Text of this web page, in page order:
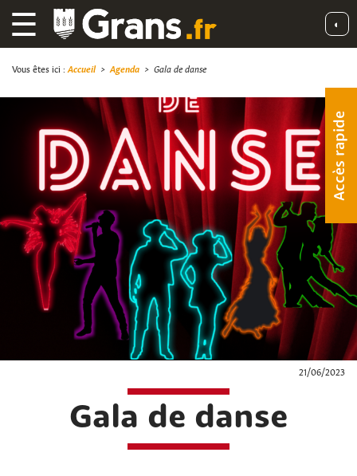
☰ ◐
Accès rapide
Vous êtes ici : Accueil> Agenda > Gala de danse
21/06/2023
Gala de danse